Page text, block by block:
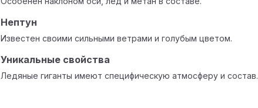
Нептун
Известен своими сильными ветрами и голубым цветом.
Уникальные свойства
Ледяные гиганты имеют специфическую атмосферу и состав.